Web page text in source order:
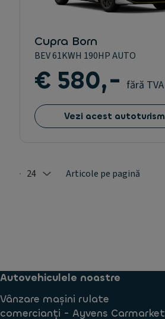
Cupra Born
BEV 61KWH 190HP AUTO
€ 580,- fără TVA
Vezi acest autoturism
Selected: 24
24 Articole pe pagină
Autovehiculele noastre
Vânzare mașini rulate
comercianți - Ayvens Carmarket